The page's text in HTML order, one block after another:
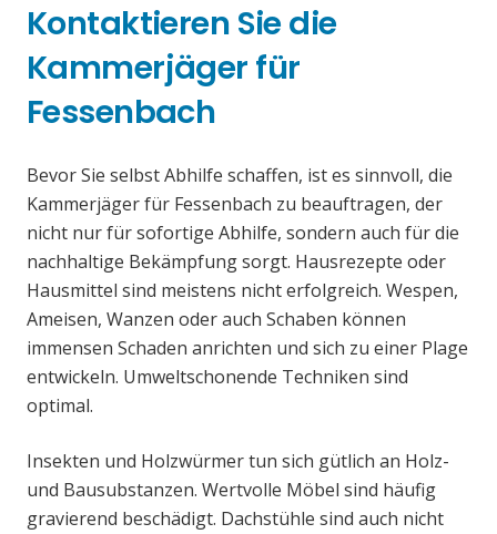
Kontaktieren Sie die
Kammerjäger für
Fessenbach
Bevor Sie selbst Abhilfe schaffen, ist es sinnvoll, die
Kammerjäger für Fessenbach zu beauftragen, der
nicht nur für sofortige Abhilfe, sondern auch für die
nachhaltige Bekämpfung sorgt. Hausrezepte oder
Hausmittel sind meistens nicht erfolgreich. Wespen,
Ameisen, Wanzen oder auch Schaben können
immensen Schaden anrichten und sich zu einer Plage
entwickeln. Umweltschonende Techniken sind
optimal.
Insekten und Holzwürmer tun sich gütlich an Holz-
und Bausubstanzen. Wertvolle Möbel sind häufig
gravierend beschädigt. Dachstühle sind auch nicht